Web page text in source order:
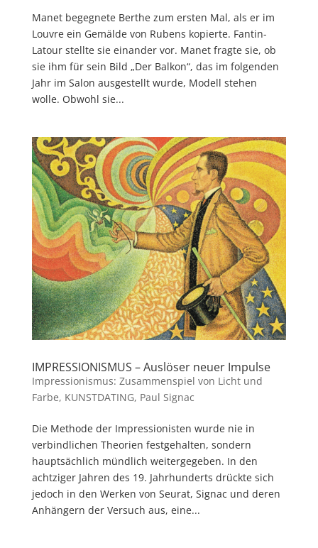
Manet begegnete Berthe zum ersten Mal, als er im
Louvre ein Gemälde von Rubens kopierte. Fantin-
Latour stellte sie einander vor. Manet fragte sie, ob
sie ihm für sein Bild „Der Balkon“, das im folgenden
Jahr im Salon ausgestellt wurde, Modell stehen
wolle. Obwohl sie...
IMPRESSIONISMUS – Auslöser neuer Impulse
Impressionismus: Zusammenspiel von Licht und
Farbe, KUNSTDATING, Paul Signac
Die Methode der Impressionisten wurde nie in
verbindlichen Theorien festgehalten, sondern
hauptsächlich mündlich weitergegeben. In den
achtziger Jahren des 19. Jahrhunderts drückte sich
jedoch in den Werken von Seurat, Signac und deren
Anhängern der Versuch aus, eine...